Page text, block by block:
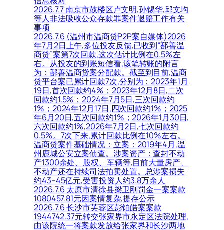
2026.7.7 南京市鼓楼区卢文明,孙锡华,邱文均
等人非法吸收公众存款罪案件退赔工作有关
事项
2026.7.6 (温州市温商贷P2P案自媒体)2026
年7月2日上午,多位投友反馈,已收到“鄯善温
商贷”案第7次回款,这次估计比例在0.5%左
右。从投友的到账短信看,该笔转账的附言
为：鄯善温商贷案分配款。截至到目前,温商
贷平台案已累计回款7次,分别为：2023年1月
19日,首次回款约4%；2023年12月8日,二次
回款约1.5%；2024年7月5日,三次回款约
1%；2024年12月17日,四次回款约1%；2025
年6月20日,五次回款约1%；2026年1月30日,
六次回款约1%,2026年7月2日,七次回款约
0.5%。7次下来,累计回款比例在10%左右。
温商贷案件基础情况：立案：2019年4月,温
州鹿城公安立案侦查。涉案资产：查封不动
产1300余处、股权、车辆等,目前大量房产、
不动产还在持续司法拍卖处置。总涉案损失
约43–45亿元,受害投资人约3.8万余人
2026.7.6 太原市清徐县梁卫刚罚金一案案款
1080457.81元因案情复杂,提存公示
2026.7.6 长沙市芙蓉区彭铂皓案案款
1944742.37元转交张家界市永定区法院处理,
由该院统一将案款发放给张家界和长沙两地